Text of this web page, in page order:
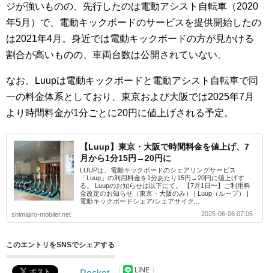
ジが強いものの、先行したのは電動アシスト自転車（2020
年5月）で、電動キックボードのサービスを提供開始したの
は2021年4月。身近では電動キックボードの方が見かける
割合が高いものの、車両台数は公開されていない。
なお、Luupは電動キックボードと電動アシスト自転車で同
一の料金体系としており、東京および大阪では2025年7月
より時間料金が1分ごとに20円に値上げされる予定。
【Luup】東京・大阪で時間料金を値上げ、7
月から1分15円→20円に
LUUPは、電動キックボードのシェアリングサービス
「Luup」の利用料金を1分あたり15円→20円に値上げす
る。 Luupのお知らせは以下にて。 【7月1日〜】ご利用料
金改定のお知らせ（東京・大阪のみ） | Luup（ループ） |
電動キックボードシェア/シェアサイク...
shimajiro-mobiler.net
2025-06-06 07:05
このエントリをSNSでシェアする
LINE